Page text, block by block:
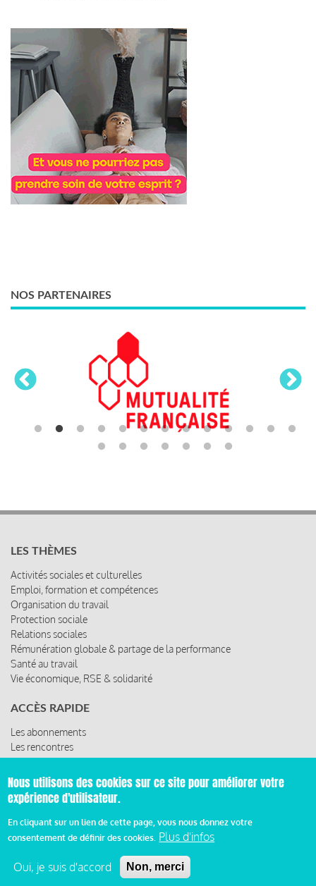
NOS PARTENAIRES
LES THÈMES
Activités sociales et culturelles
Emploi, formation et compétences
Organisation du travail
Protection sociale
Relations sociales
Rémunération globale & partage de la performance
Santé au travail
Vie économique, RSE & solidarité
ACCÈS RAPIDE
Les abonnements
Les rencontres
Les ressources
© 2019 Miroir Social - Réalisé par Cafffeine
Pied
d’abonnement
Nous utilisons des cookies sur ce site pour améliorer votre
expérience d'utilisateur.
En cliquant sur un lien de cette page, vous nous donnez votre
consentement de définir des cookies. Plus d'infos
Oui, je suis d'accord Non, merci